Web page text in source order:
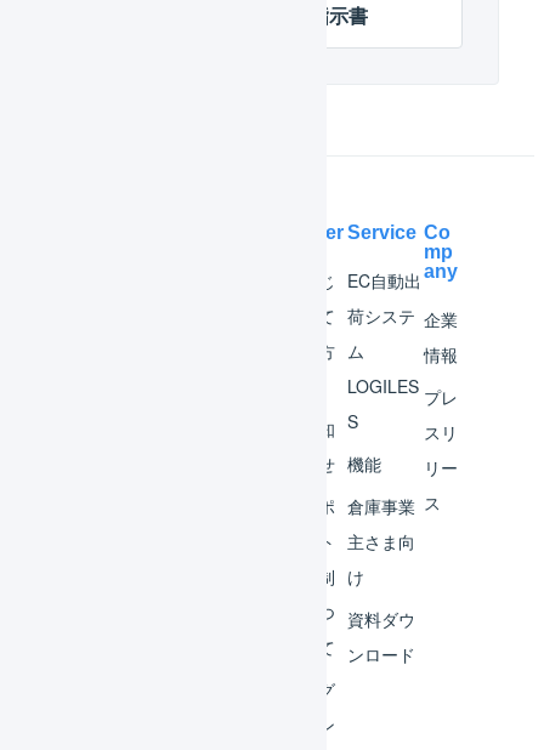
帳票レイアウト : 出荷指示書
Help Center
はじ
めて
の方
お知
らせ
サポ
ート
体制
につ
いて
ログ
イン
Service
EC自動出
荷システ
ム
LOGILES
S
機能
倉庫事業
主さま向
け
資料ダウ
ンロード
Co
mp
any
企業
情報
プレ
スリ
リー
ス